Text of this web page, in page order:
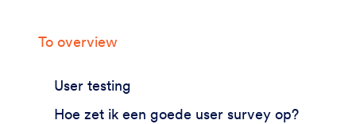
To overview
User testing
Hoe zet ik een goede user survey op?